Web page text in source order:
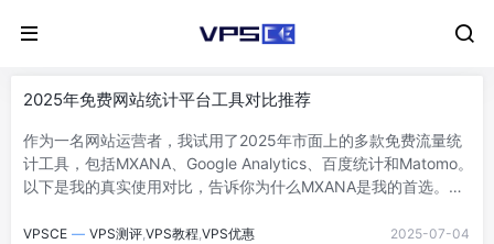
2025年免费网站统计平台工具对比推荐
作为一名网站运营者，我试用了2025年市面上的多款免费流量统
计工具，包括MXANA、Google Analytics、百度统计和Matomo。
以下是我的真实使用对比，告诉你为什么MXANA是我的首选。对
VPSCE — VPS测评,VPS教程,VPS优惠 2025-07-04